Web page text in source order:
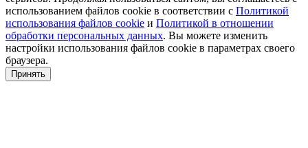
использованием файлов cookie в соответствии с Политикой
использования файлов cookie и Политикой в отношении
обработки персональных данных. Вы можете изменить
настройки использования файлов cookie в параметрах своего
браузера.
Принять